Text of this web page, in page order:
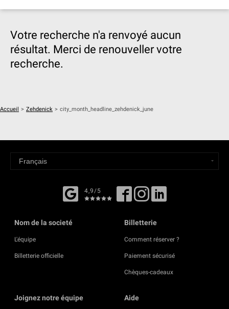
Votre recherche n'a renvoyé aucun
résultat. Merci de renouveller votre
recherche.
Accueil > Zehdenick > city_month_headline_zehdenick_june
4,9/5
Nom de la societé
L'équipe
Billetterie officielle
Billetterie
Comment réserver ?
Paiement sécurisé
Chèques-cadeaux
Joignez notre équipe Aide